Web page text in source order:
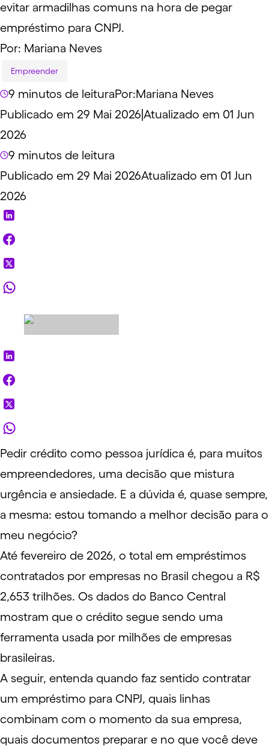
evitar armadilhas comuns na hora de pegar
empréstimo para CNPJ.
Por: Mariana Neves
Empreender
9 minutos de leituraPor:Mariana Neves
Publicado em 29 Mai 2026 Atualizado em 01 Jun
2026
9 minutos de leitura
Publicado em 29 Mai 2026Atualizado em 01 Jun
2026
Pedir crédito como pessoa jurídica é, para muitos
empreendedores, uma decisão que mistura
urgência e ansiedade. E a dúvida é, quase sempre,
a mesma: estou tomando a melhor decisão para o
meu negócio?
Até fevereiro de 2026, o total em empréstimos
contratados por empresas no Brasil chegou a R$
2,653 trilhões. Os dados do Banco Central
mostram que o crédito segue sendo uma
ferramenta usada por milhões de empresas
brasileiras.
A seguir, entenda quando faz sentido contratar
um empréstimo para CNPJ, quais linhas
combinam com o momento da sua empresa,
quais documentos preparar e no que você deve